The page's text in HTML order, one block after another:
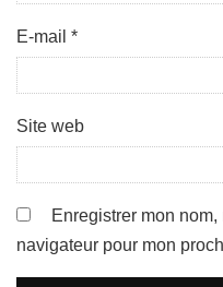
E-mail *
Site web
Enregistrer mon
navigateur pour mon